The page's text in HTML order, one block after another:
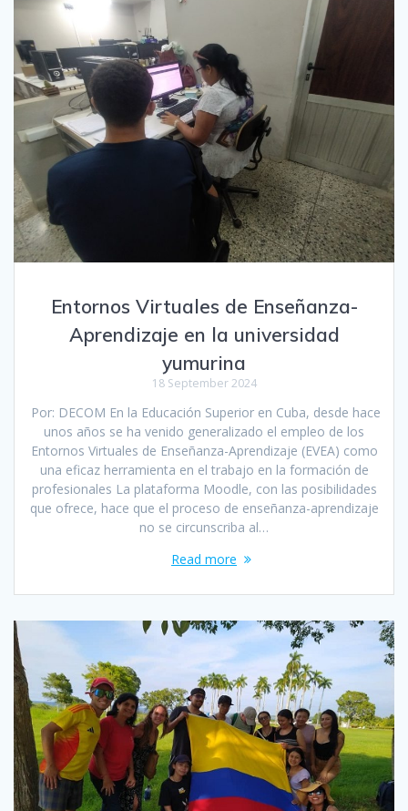
Entornos Virtuales de Enseñanza-
Aprendizaje en la universidad
yumurina
18 September 2024
Por: DECOM En la Educación Superior en Cuba, desde hace
unos años se ha venido generalizado el empleo de los
Entornos Virtuales de Enseñanza-Aprendizaje (EVEA) como
una eficaz herramienta en el trabajo en la formación de
profesionales La plataforma Moodle, con las posibilidades
que ofrece, hace que el proceso de enseñanza-aprendizaje
no se circunscriba al…
Read more